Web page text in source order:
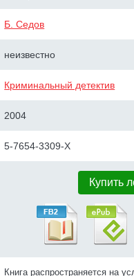
Б. Седов
неизвестно
Криминальный детектив
2004
5-7654-3309-X
Купить
Книга распространяется на